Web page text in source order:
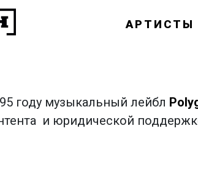
АРТИСТЫ
году музыкальный лейбл
и юридической